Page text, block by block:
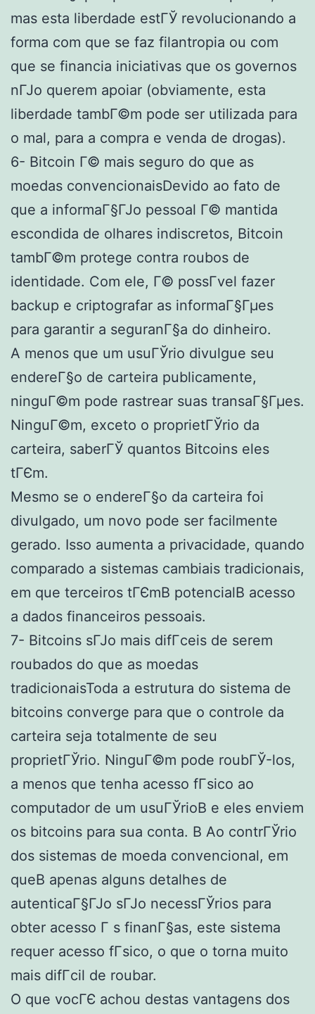
mas esta liberdade estГЎ revolucionando a
forma com que se faz filantropia ou com
que se financia iniciativas que os governos
nГЈo querem apoiar (obviamente, esta
liberdade tambГ©m pode ser utilizada para
o mal, para a compra e venda de drogas).
6- Bitcoin Г© mais seguro do que as
moedas convencionaisDevido ao fato de
que a informaГ§ГЈo pessoal Г© mantida
escondida de olhares indiscretos, Bitcoin
tambГ©m protege contra roubos de
identidade. Com ele, Г© possГ­vel fazer
backup e criptografar as informaГ§Гµes
para garantir a seguranГ§a do dinheiro.
A menos que um usuГЎrio divulgue seu
endereГ§o de carteira publicamente,
ninguГ©m pode rastrear suas transaГ§Гµes.
NinguГ©m, exceto o proprietГЎrio da
carteira, saberГЎ quantos Bitcoins eles
tГЄm.
Mesmo se o endereГ§o da carteira foi
divulgado, um novo pode ser facilmente
gerado. Isso aumenta a privacidade, quando
comparado a sistemas cambiais tradicionais,
em que terceiros tГЄmВ potencialВ acesso
a dados financeiros pessoais.
7- Bitcoins sГЈo mais difГ­ceis de serem
roubados do que as moedas
tradicionaisToda a estrutura do sistema de
bitcoins converge para que o controle da
carteira seja totalmente de seu
proprietГЎrio. NinguГ©m pode roubГЎ-los,
a menos que tenha acesso fГ­sico ao
computador de um usuГЎrioВ e eles enviem
os bitcoins para sua conta. В Ao contrГЎrio
dos sistemas de moeda convencional, em
queВ apenas alguns detalhes de
autenticaГ§ГЈo sГЈo necessГЎrios para
obter acesso Г s finanГ§as, este sistema
requer acesso fГ­sico, o que o torna muito
mais difГ­cil de roubar.
O que vocГЄ achou destas vantagens dos